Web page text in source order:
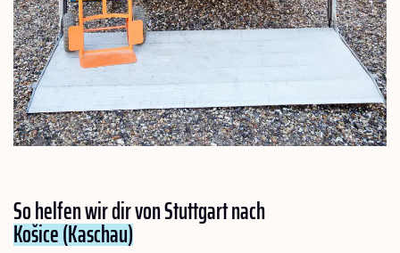
So helfen wir dir von Stuttgart nach
Košice (Kaschau)